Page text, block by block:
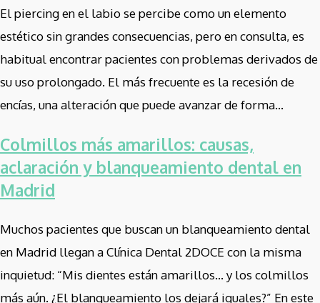
El piercing en el labio se percibe como un elemento
estético sin grandes consecuencias, pero en consulta, es
habitual encontrar pacientes con problemas derivados de
su uso prolongado. El más frecuente es la recesión de
encías, una alteración que puede avanzar de forma...
Colmillos más amarillos: causas,
aclaración y blanqueamiento dental en
Madrid
Muchos pacientes que buscan un blanqueamiento dental
en Madrid llegan a Clínica Dental 2DOCE con la misma
inquietud: “Mis dientes están amarillos… y los colmillos
más aún. ¿El blanqueamiento los dejará iguales?” En este